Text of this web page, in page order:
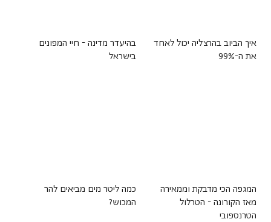
איך הביוב בהרצליה יכול לאחד
את ה-99%
בהיעדר מדינה - חיי המפונים
בישראל
המגפה הכי מדבקת וממאירה
מאז הקורונה - הטרלול
הטרנספובי
כמה ליטר מים מביאים להר
המכוש?